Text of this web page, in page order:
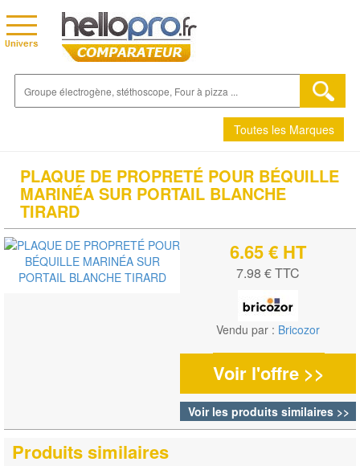
Toutes les Marques
PLAQUE DE PROPRETÉ POUR BÉQUILLE
MARINÉA SUR PORTAIL BLANCHE
TIRARD
6.65 € HT
7.98 € TTC
Vendu par : Bricozor
Voir l'offre >>
Voir les produits similaires >>
Produits similaires